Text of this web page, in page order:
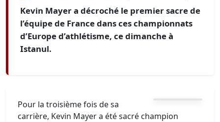
Kevin Mayer a décroché le premier sacre de
l’équipe de France dans ces championnats
d’Europe d’athlétisme, ce dimanche à
Istanul.
Pour la troisième fois de sa
carrière, Kevin Mayer a été sacré champion